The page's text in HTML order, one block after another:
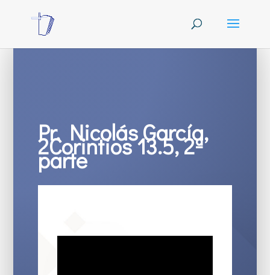
Pr. Nicolás García,
2Corintios 13.5, 2ª
parte